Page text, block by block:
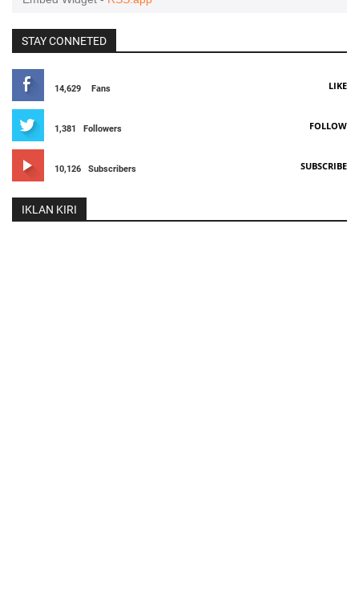
STAY CONNETED
14,629 Fans LIKE
1,381 Followers FOLLOW
10,126 Subscribers SUBSCRIBE
IKLAN KIRI